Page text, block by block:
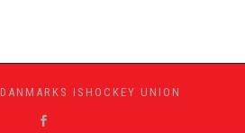
DANMARKS ISHOCKEY UNION